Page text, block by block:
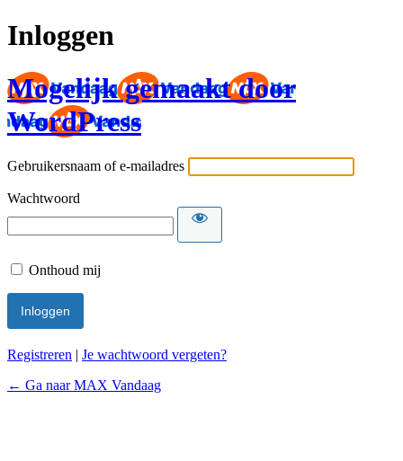
Inloggen
Mogelijk gemaakt door
WordPress
Gebruikersnaam of e-mailadres
Wachtwoord
Onthoud mij
Registreren | Je wachtwoord vergeten?
← Ga naar MAX Vandaag